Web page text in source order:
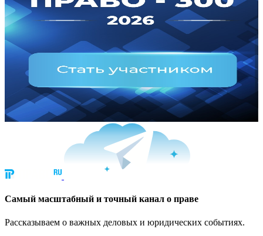
Cамый масштабный и точный канал о праве
Рассказываем о важных деловых и юридических событиях.